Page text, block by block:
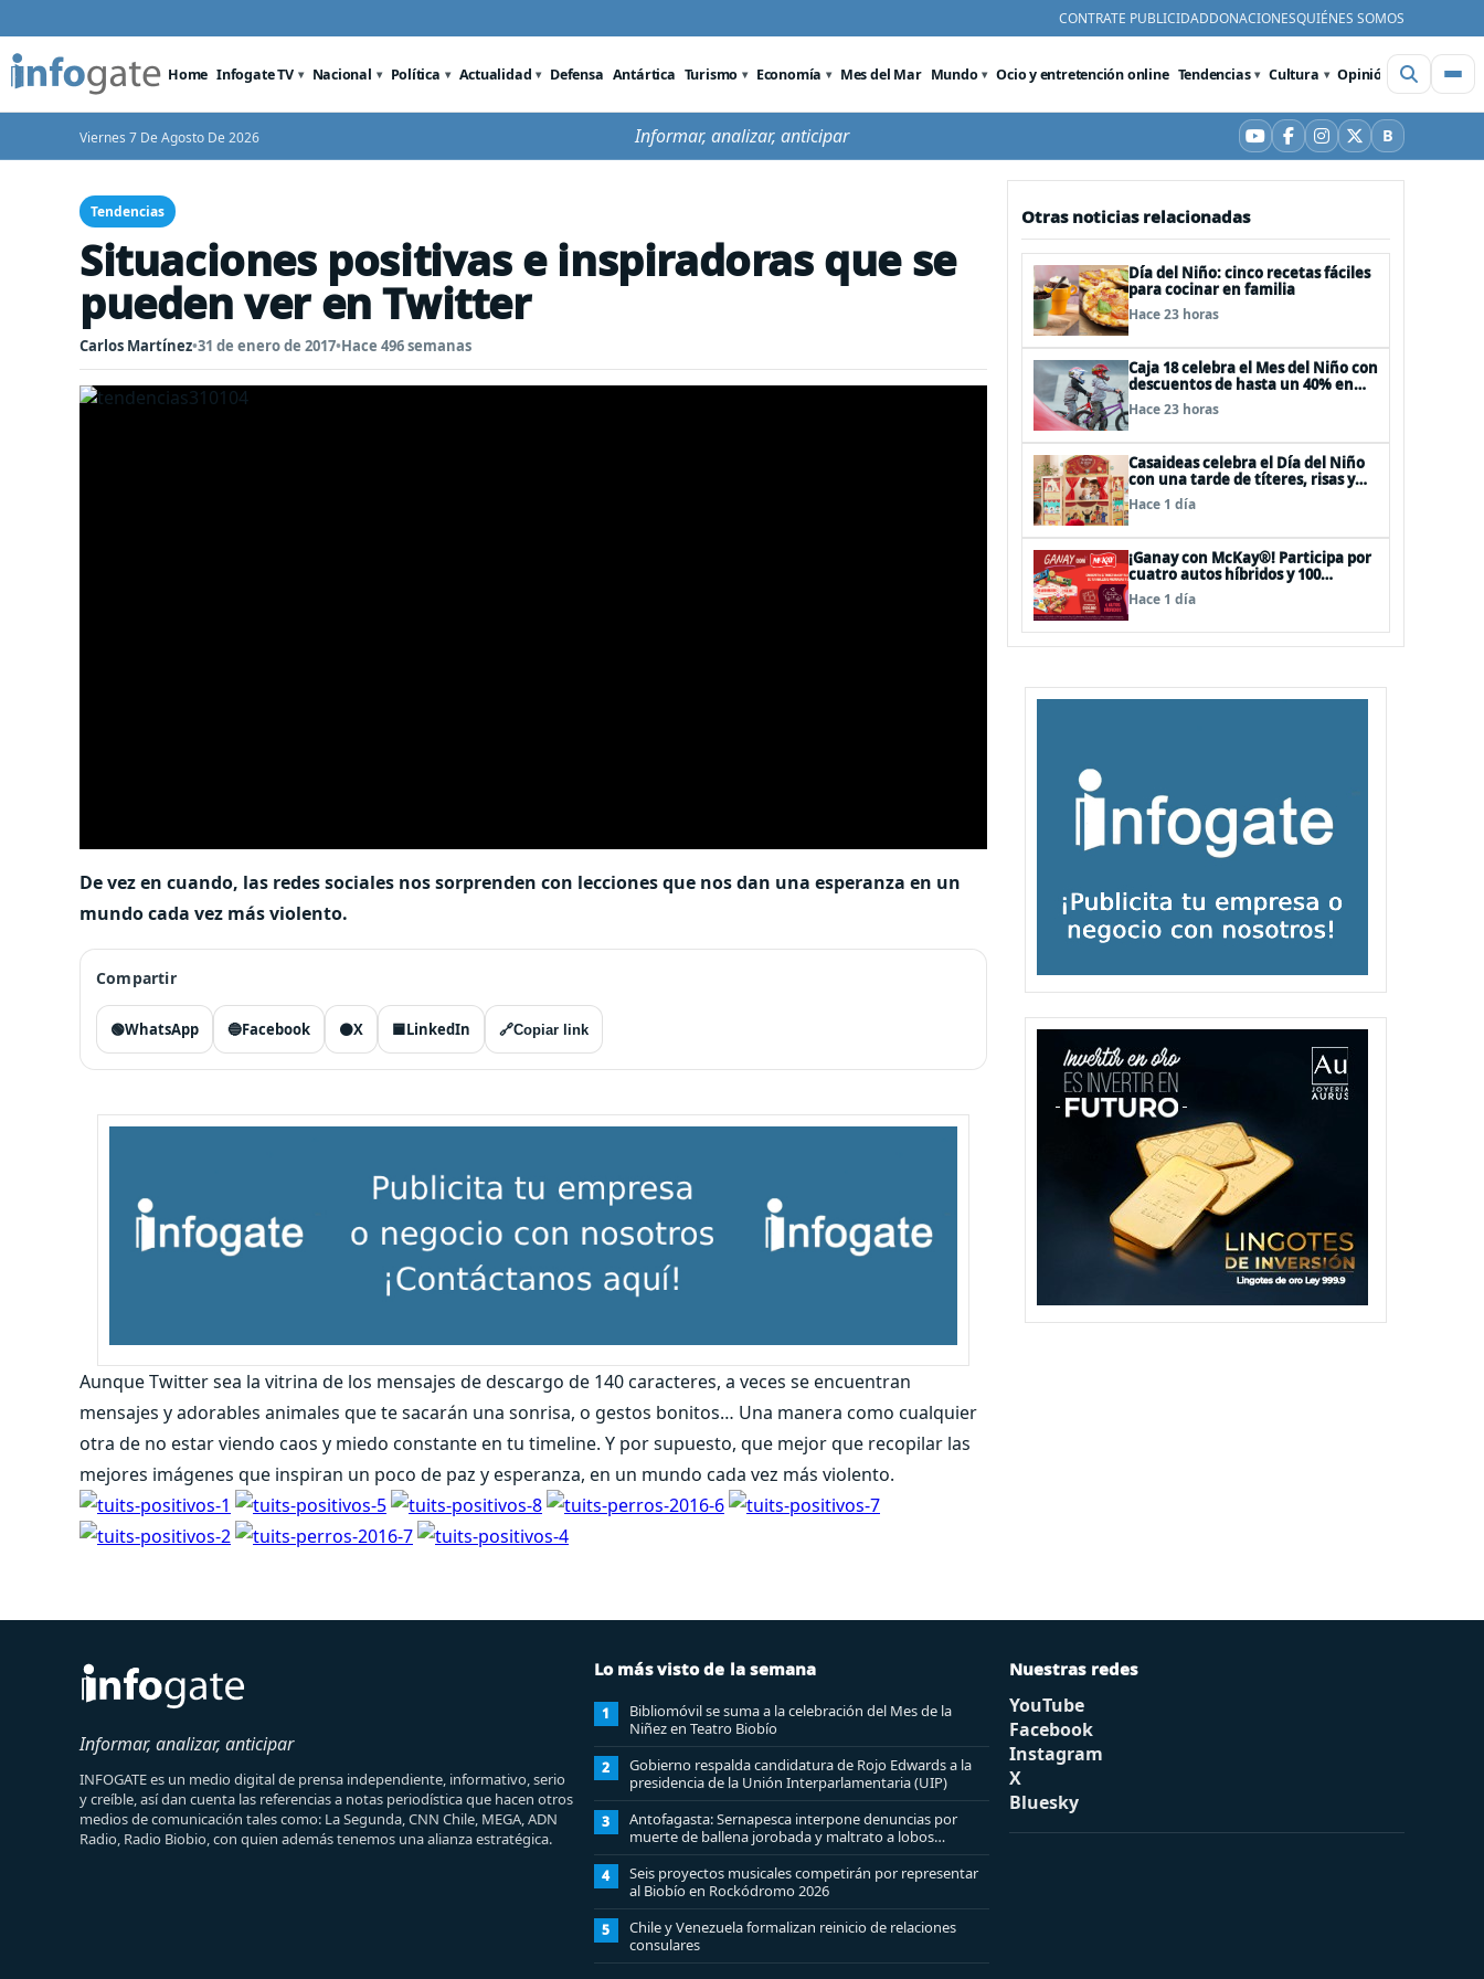
CONTRATE PUBLICIDADDONACIONESQUIÉNES SOMOS
Home Infogate TV Nacional Política Actualidad Defensa Antártica Turismo Economía Mes del Mar Mundo Ocio y entretención online Tendencias Cultura Opinión Videos
Viernes 7 De Agosto De 2026 Informar, analizar, anticipar YouTube
Facebook
Instagram
X BBluesky
Tendencias
Situaciones positivas e inspiradoras que se
pueden ver en Twitter
Carlos Martínez•31 de enero de 2017•Hace 496 semanas
De vez en cuando, las redes sociales nos sorprenden con lecciones que nos dan una esperanza en un
mundo cada vez más violento.
Compartir
🟢WhatsApp 🔵Facebook ⚫X 🟦LinkedIn 🔗Copiar link
Aunque Twitter sea la vitrina de los mensajes de descargo de 140 caracteres, a veces se encuentran
mensajes y adorables animales que te sacarán una sonrisa, o gestos bonitos… Una manera como cualquier
otra de no estar viendo caos y miedo constante en tu timeline. Y por supuesto, que mejor que recopilar las
mejores imágenes que inspiran un poco de paz y esperanza, en un mundo cada vez más violento.
Otras noticias relacionadas
Día del Niño: cinco recetas fáciles
para cocinar en familia
Hace 23 horas
Caja 18 celebra el Mes del Niño con
descuentos de hasta un 40% en
panoramas, cine, shows y
streaming
Hace 23 horas
Casaideas celebra el Día del Niño
con una tarde de títeres, risas y
sorpresas en el Mall Plaza Vespucio
Hace 1 día
¡Ganay con McKay®! Participa por
cuatro autos híbridos y 100
premios de $500.000
Hace 1 día
Informar, analizar, anticipar
INFOGATE es un medio digital de prensa independiente, informativo, serio
y creíble, así dan cuenta las referencias a notas periodística que hacen otros
medios de comunicación tales como: La Segunda, CNN Chile, MEGA, ADN
Radio, Radio Biobio, con quien además tenemos una alianza estratégica.
Lo más visto de la semana
1
Bibliomóvil se suma a la celebración del Mes de la
Niñez en Teatro Biobío
2
Gobierno respalda candidatura de Rojo Edwards a la
presidencia de la Unión Interparlamentaria (UIP)
3
Antofagasta: Sernapesca interpone denuncias por
muerte de ballena jorobada y maltrato a lobos
marinos
4
Seis proyectos musicales competirán por representar
al Biobío en Rockódromo 2026
5
Chile y Venezuela formalizan reinicio de relaciones
consulares
Nuestras redes
YouTube
Facebook
Instagram
X
Bluesky